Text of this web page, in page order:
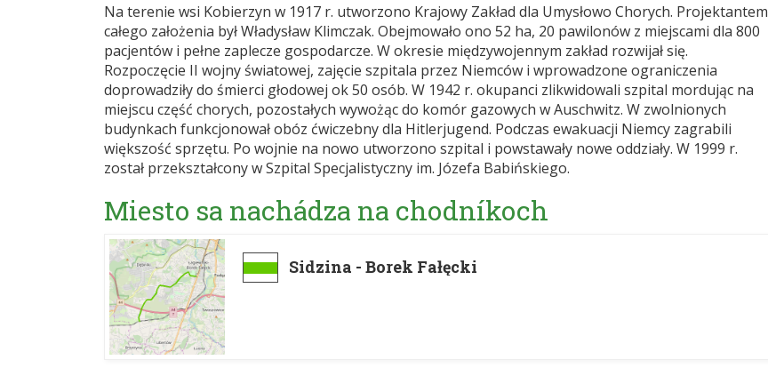
Na terenie wsi Kobierzyn w 1917 r. utworzono Krajowy Zakład dla Umysłowo Chorych. Projektantem
całego założenia był Władysław Klimczak. Obejmowało ono 52 ha, 20 pawilonów z miejscami dla 800
pacjentów i pełne zaplecze gospodarcze. W okresie międzywojennym zakład rozwijał się.
Rozpoczęcie II wojny światowej, zajęcie szpitala przez Niemców i wprowadzone ograniczenia
doprowadziły do śmierci głodowej ok 50 osób. W 1942 r. okupanci zlikwidowali szpital mordując na
miejscu część chorych, pozostałych wywożąc do komór gazowych w Auschwitz. W zwolnionych
budynkach funkcjonował obóz ćwiczebny dla Hitlerjugend. Podczas ewakuacji Niemcy zagrabili
większość sprzętu. Po wojnie na nowo utworzono szpital i powstawały nowe oddziały. W 1999 r.
został przekształcony w Szpital Specjalistyczny im. Józefa Babińskiego.
Miesto sa nachádza na chodníkoch
Sidzina - Borek Fałęcki